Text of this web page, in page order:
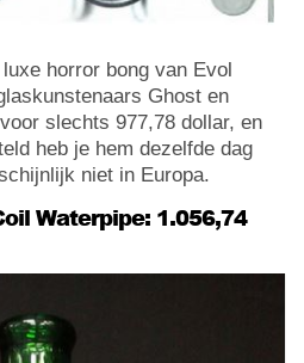
horror bong van Evol
Ghost en
slechts 977,78 dollar, en
heb je hem dezelfde dag
niet in Europa.
Waterpipe: 1.056,74